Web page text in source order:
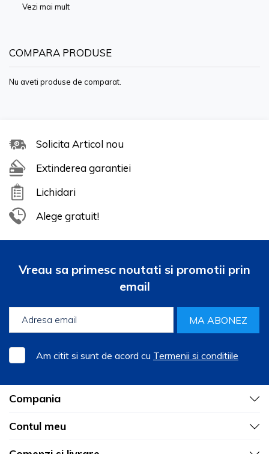
Vezi mai mult
COMPARA PRODUSE
Nu aveti produse de comparat.
Solicita Articol nou
Extinderea garantiei
Lichidari
Alege gratuit!
Vreau sa primesc noutati si promotii prin
email
MA ABONEZ
Am citit si sunt de acord cu Termenii si conditiile
Compania
Contul meu